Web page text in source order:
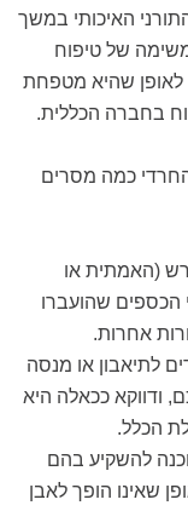
האיכותי במשך
של טיפוח
לאופן שהיא מטפחת
בחברה הכללית.
כמה מסרים
(האמתית או
הכספים שהועברו
אחרות.
לתיאבון או מנסה
ודווקא ככאלה היא
הכלל.
להשקיע בהם
שאינו הופך לאבן